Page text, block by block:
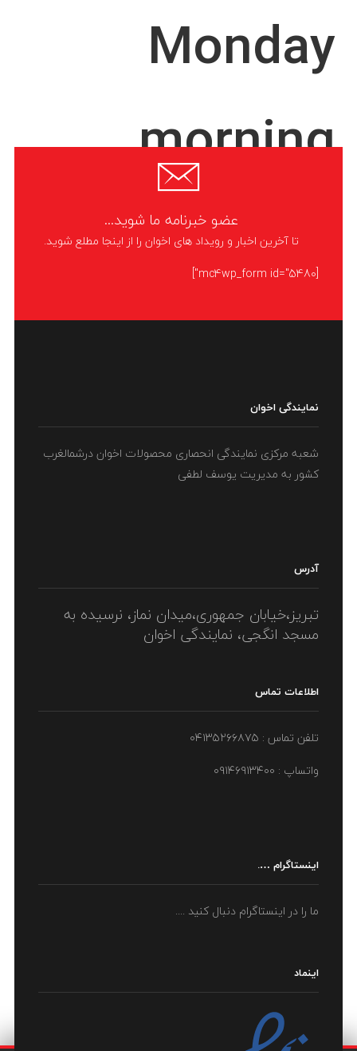
Monday
morning
SoundCloud
neque. Vivamus nisi metus, molestie vel, gravida in, condimentum sit
عضو خبرنامه ما شوید...
تا آخرین اخبار و رویداد های اخوان را از اینجا مطلع شوید.
[mc4wp_form id="5480"]
نمایندگی اخوان
شعبه مرکزی نمایندگی انحصاری محصولات اخوان درشمالغرب
کشور به مدیریت یوسف لطفی
آدرس
تبریز،خیابان جمهوری،میدان نماز، نرسیده به
مسجد انگجی، نمایندگی اخوان
اطلاعات تماس
تلفن تماس : ۰۴۱۳۵۲۶۶۸۷۵
واتساپ : ۰۹۱۴۶۹۱۳۴۰۰
اینستاگرام ….
ما را در اینستاگرام دنبال کنید ....
اینماد